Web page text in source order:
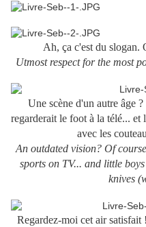
Ah, ça c'est du slogan.
Utmost respect for the most
Une scène d'un autre âge
regarderait le foot à la télé... et
avec les
An outdated vision? Of
sports on TV... and little
knives
Regardez-moi cet air